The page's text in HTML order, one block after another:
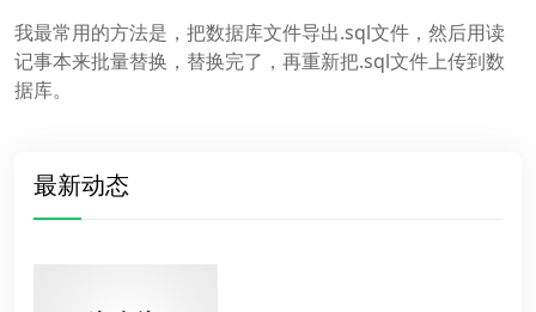
我最常用的方法是，把数据库文件导出.sql文件，然后用读
记事本来批量替换，替换完了，再重新把.sql文件上传到数
据库。
最新动态